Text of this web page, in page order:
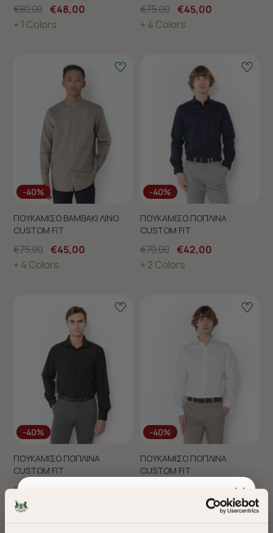
€80,00 €48,00
+ 1 Colors
€75,00 €45,00
+ 4 Colors
-40%
ΠΟΥΚΑΜΙΣΟ ΒΑΜΒΑΚΙ ΛΙΝΟ
CUSTOM FIT
€75,00 €45,00
+ 4 Colors
-40%
ΠΟΥΚΑΜΙΣΟ ΠΟΠΛΙΝΑ
CUSTOM FIT
€70,00 €42,00
+ 2 Colors
-40%
ΠΟΥΚΑΜΙΣΟ ΠΟΠΛΙΝΑ
CUSTOM FIT
€70,00
+ 2 Colors
-40%
ΠΟΥΚΑΜΙΣΟ ΠΟΠΛΙΝΑ
CUSTOM FIT